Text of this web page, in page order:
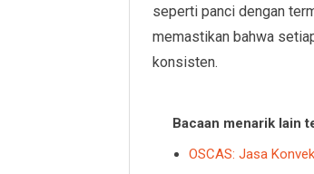
seperti panci dengan
memastikan bahwa
konsisten.
Bacaan menarik lain
OSCAS: Jasa